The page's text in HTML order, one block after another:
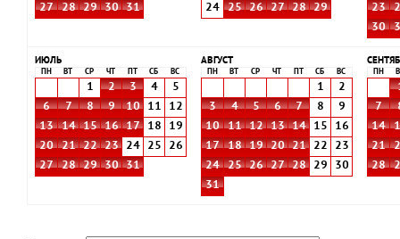
27
28 29 30 31
24
25 26 27 28 29
23
30
ИЮЛЬ
ПН ВТ СР ЧТ СБ ВС
1 2 3 4
5
6
7 8 9 10 11
12
13
14 15 16 17 18
19
20
21 22 23 24 25
26
27
28 29 30 31
АВГУСТ
ПН ВТ СР ЧТ СБ ВС
1
2
3
4 5 6 7 8
9
10
11 12 13 14 15
16
17
18 19 20 21 22
23
24
25 26 27 28 29
30
31
ПН
7
14
21
28